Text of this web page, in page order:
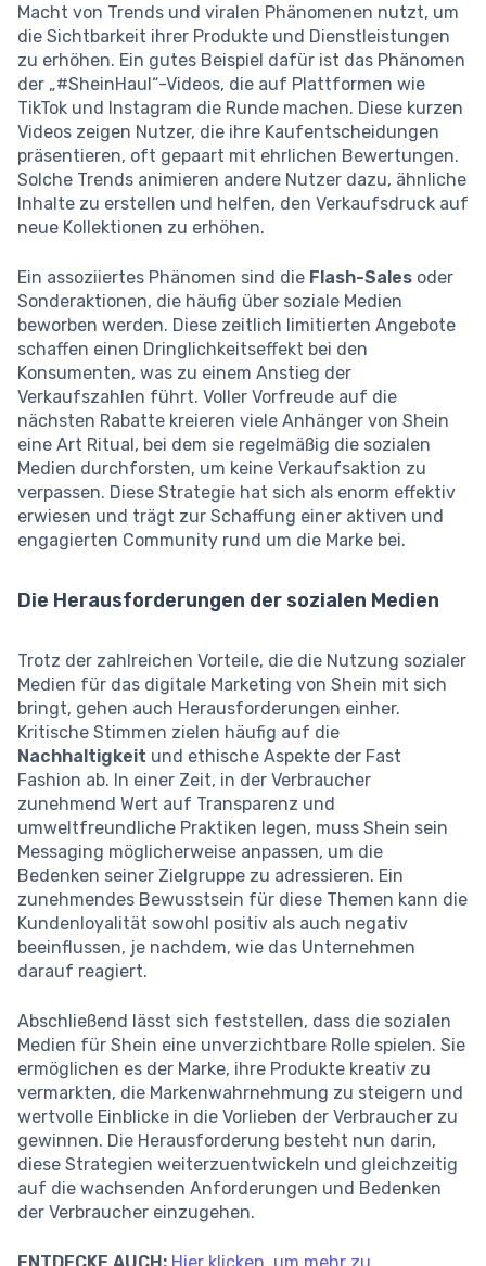
Macht von Trends und viralen Phänomenen nutzt, um
die Sichtbarkeit ihrer Produkte und Dienstleistungen
zu erhöhen. Ein gutes Beispiel dafür ist das Phänomen
der „#SheinHaul“-Videos, die auf Plattformen wie
TikTok und Instagram die Runde machen. Diese kurzen
Videos zeigen Nutzer, die ihre Kaufentscheidungen
präsentieren, oft gepaart mit ehrlichen Bewertungen.
Solche Trends animieren andere Nutzer dazu, ähnliche
Inhalte zu erstellen und helfen, den Verkaufsdruck auf
neue Kollektionen zu erhöhen.
Ein assoziiertes Phänomen sind die Flash-Sales oder
Sonderaktionen, die häufig über soziale Medien
beworben werden. Diese zeitlich limitierten Angebote
schaffen einen Dringlichkeitseffekt bei den
Konsumenten, was zu einem Anstieg der
Verkaufszahlen führt. Voller Vorfreude auf die
nächsten Rabatte kreieren viele Anhänger von Shein
eine Art Ritual, bei dem sie regelmäßig die sozialen
Medien durchforsten, um keine Verkaufsaktion zu
verpassen. Diese Strategie hat sich als enorm effektiv
erwiesen und trägt zur Schaffung einer aktiven und
engagierten Community rund um die Marke bei.
Die Herausforderungen der sozialen Medien
Trotz der zahlreichen Vorteile, die die Nutzung sozialer
Medien für das digitale Marketing von Shein mit sich
bringt, gehen auch Herausforderungen einher.
Kritische Stimmen zielen häufig auf die
Nachhaltigkeit und ethische Aspekte der Fast
Fashion ab. In einer Zeit, in der Verbraucher
zunehmend Wert auf Transparenz und
umweltfreundliche Praktiken legen, muss Shein sein
Messaging möglicherweise anpassen, um die
Bedenken seiner Zielgruppe zu adressieren. Ein
zunehmendes Bewusstsein für diese Themen kann die
Kundenloyalität sowohl positiv als auch negativ
beeinflussen, je nachdem, wie das Unternehmen
darauf reagiert.
Abschließend lässt sich feststellen, dass die sozialen
Medien für Shein eine unverzichtbare Rolle spielen. Sie
ermöglichen es der Marke, ihre Produkte kreativ zu
vermarkten, die Markenwahrnehmung zu steigern und
wertvolle Einblicke in die Vorlieben der Verbraucher zu
gewinnen. Die Herausforderung besteht nun darin,
diese Strategien weiterzuentwickeln und gleichzeitig
auf die wachsenden Anforderungen und Bedenken
der Verbraucher einzugehen.
ENTDECKE AUCH: Hier klicken, um mehr zu